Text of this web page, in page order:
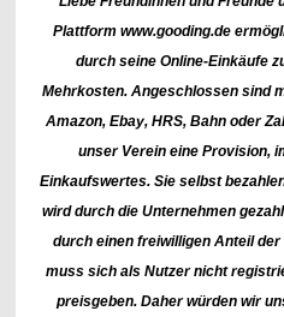
Plattform www.gooding.de
durch seine Online-Einkäufe
Mehrkosten. Angeschlossen sind
Amazon, Ebay, HRS, Bahn oder
unser Verein eine Provision,
Einkaufswertes. Sie selbst
wird durch die Unternehmen
durch einen freiwilligen Anteil
muss sich als Nutzer nicht
preisgeben. Daher würden wir